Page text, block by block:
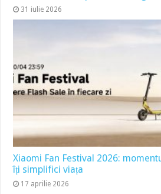
31 iulie 2026
Xiaomi Fan Festival 2026:
îți simplifici viața
17 aprilie 2026